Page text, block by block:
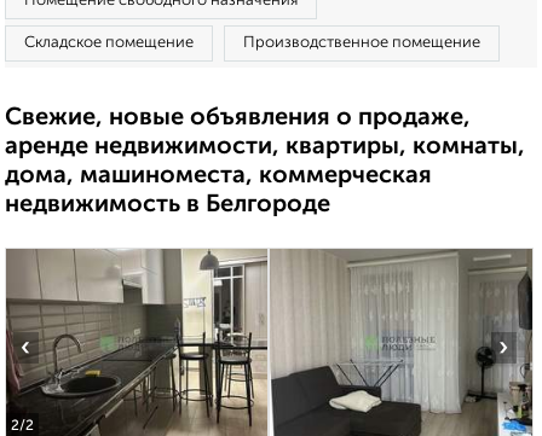
Складское помещение Производственное помещение
Свежие, новые объявления о продаже,
аренде недвижимости, квартиры, комнаты,
дома, машиноместа, коммерческая
недвижимость в Белгороде
2/2
‹ ›